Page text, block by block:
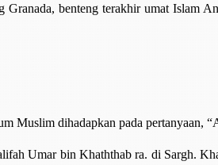
Granada, benteng terakhir umat Islam
Muslim dihadapkan pada pertanyaan,
Umar bin Khaththab ra. di Sargh.